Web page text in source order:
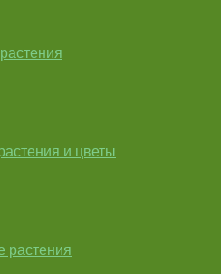
и цветы
растения